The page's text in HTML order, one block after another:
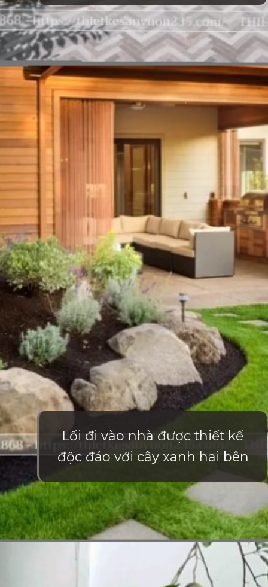
Đang mở
Lối đi vào nhà được thiết kế
độc đáo với cây xanh hai bên
https://vietnamxua.edu.vn/san-vuon-nho-truoc-nha-cap-4